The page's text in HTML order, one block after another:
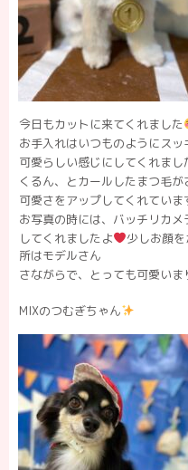
今日もカットに来てくれました
お手入れはいつものようにスッ
可愛らしい感じにしてくれまし
くるん、とカールしたまつ毛が
可愛さをアップしてくれていま
お写真の時には、バッチリカメ
してくれましたよ
少しお顔
所はモデルさん
さながらで、とっても可愛いま
MIXのつむぎちゃん